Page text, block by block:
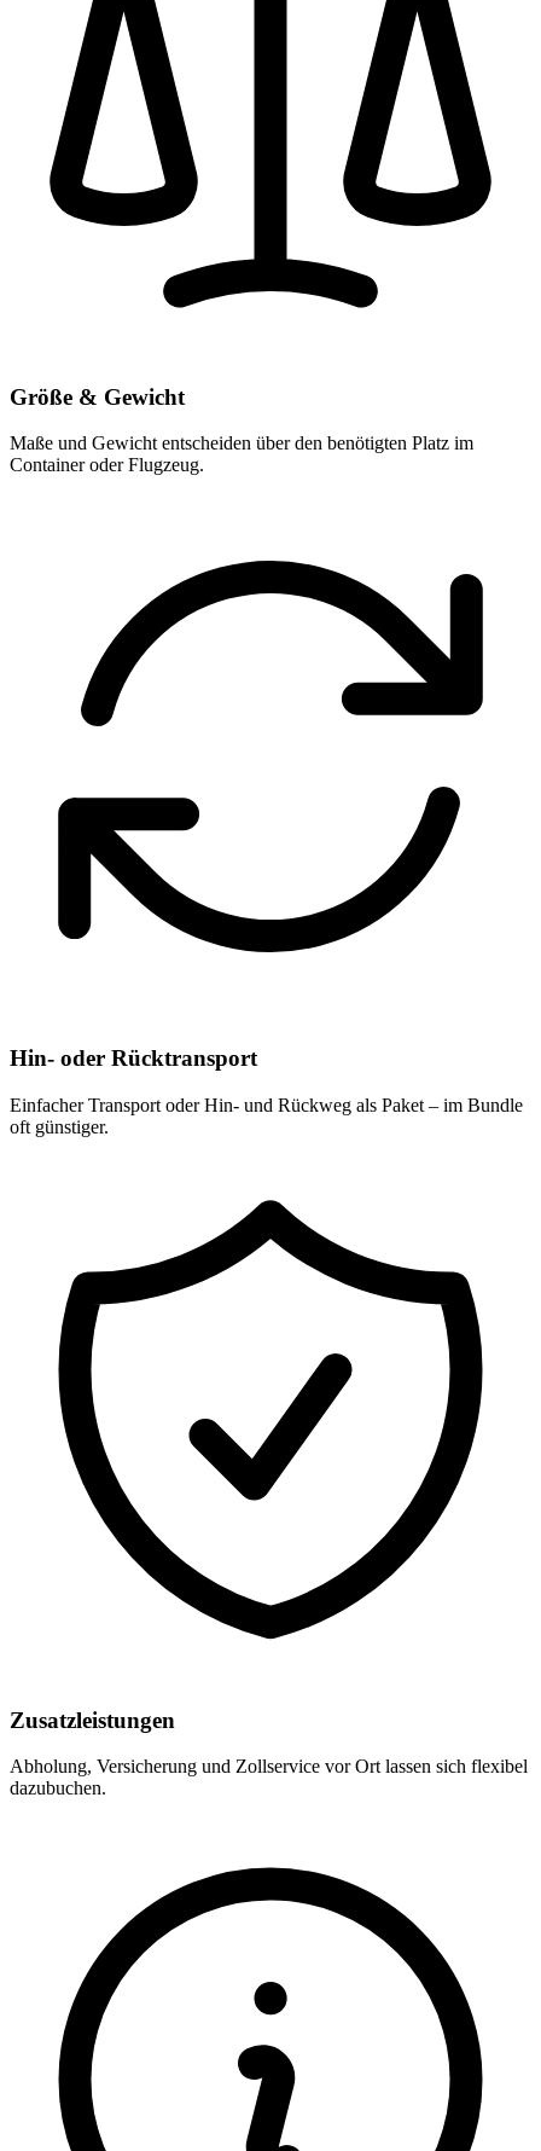
Größe & Gewicht
Maße und Gewicht entscheiden über den benötigten Platz im
Container oder Flugzeug.
Hin- oder Rücktransport
Einfacher Transport oder Hin- und Rückweg als Paket – im Bundle
oft günstiger.
Zusatzleistungen
Abholung, Versicherung und Zollservice vor Ort lassen sich flexibel
dazubuchen.